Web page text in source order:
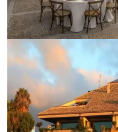
CLUB DE GOLF ZAUDIN